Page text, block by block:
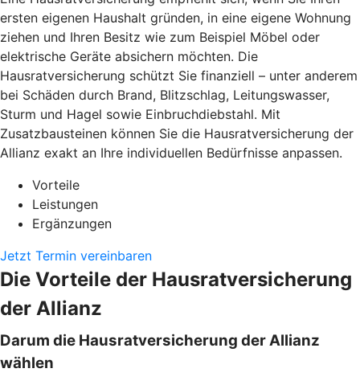
ersten eigenen Haushalt gründen, in eine eigene Wohnung
ziehen und Ihren Besitz wie zum Beispiel Möbel oder
elektrische Geräte absichern möchten. Die
Hausratversicherung schützt Sie finanziell – unter anderem
bei Schäden durch Brand, Blitzschlag, Leitungswasser,
Sturm und Hagel sowie Einbruchdiebstahl. Mit
Zusatzbausteinen können Sie die Hausratversicherung der
Allianz exakt an Ihre individuellen Bedürfnisse anpassen.
Vorteile
Leistungen
Ergänzungen
Jetzt Termin vereinbaren
Die Vorteile der Hausratversicherung
der Allianz
Darum die Hausratversicherung der Allianz
wählen